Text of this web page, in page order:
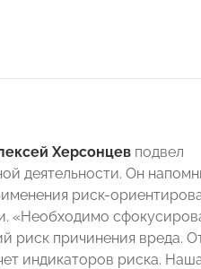
Херсонцев подвел
деятельности. Он
риск-
«Необходимо
риск причинения вреда.
индикаторов риска.